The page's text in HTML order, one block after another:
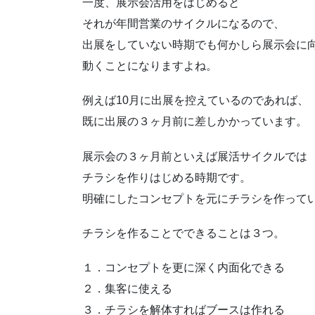
一度、展示会活用をはじめると
それが年間営業のサイクルになるので、
出展をしていない時期でも何かしら展示会に
動くことになりますよね。
例えば10月に出展を控えているのであれば、
既に出展の３ヶ月前に差しかかっています。
展示会の３ヶ月前といえば展活サイクルでは
チラシを作りはじめる時期です。
明確にしたコンセプトを元にチラシを作って
チラシを作ることでできることは３つ。
１．コンセプトを更に深く内面化できる
２．集客に使える
３．チラシを解体すればブースは作れる